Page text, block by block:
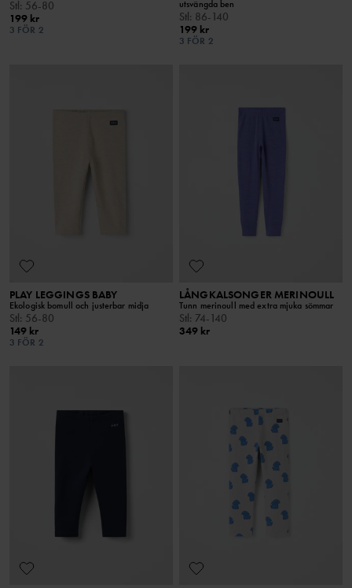
Stl: 56-80
199 kr
3 FÖR 2
utsvängda ben
Stl: 86-140
199 kr
3 FÖR 2
PLAY LEGGINGS BABY
Ekologisk bomull och justerbar midja
Stl: 56-80
149 kr
3 FÖR 2
LÅNGKALSONGER MERINOULL
Tunn merinoull med extra mjuka sömmar
Stl: 74-140
349 kr